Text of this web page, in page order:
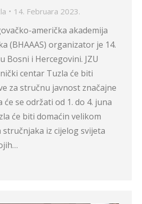
14. Februara 2023.
američka akademija
(BHAAAS) organizator je 14.
Bosni i Hercegovini. JZU
centar Tuzla će biti
za stručnu javnost značajne
se održati od 1. do 4. juna
će biti domaćin velikom
iz cijelog svijeta